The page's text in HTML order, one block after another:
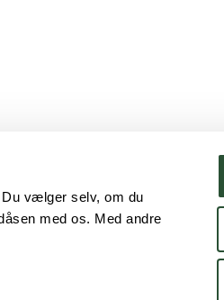
vælger selv, om du
med os. Med andre